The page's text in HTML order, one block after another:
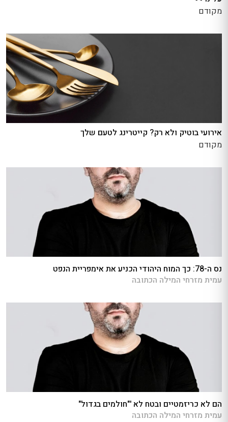
מקודם
אירועי בוטיק ולא רק? קייטרינג לטעם שלך
מקודם
נס ה-78: כך המוח היהודי הכניע את אימפריית הנפט
עמית מזרחי המילה הכתובה
הם לא כריזמטיים ובטח לא '"חולמים בגדול"
עמית מזרחי המילה הכתובה